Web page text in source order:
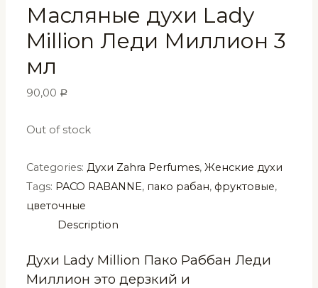
Масляные духи Lady
Million Леди Миллион 3
мл
90,00 Р
Out of stock
Categories:Духи Zahra Perfumes,Женские духи
Tags: PACO RABANNE, пако рабан, фруктовые,
цветочные
Description
Духи Lady Million Пако Раббан Леди
Миллион это дерзкий и